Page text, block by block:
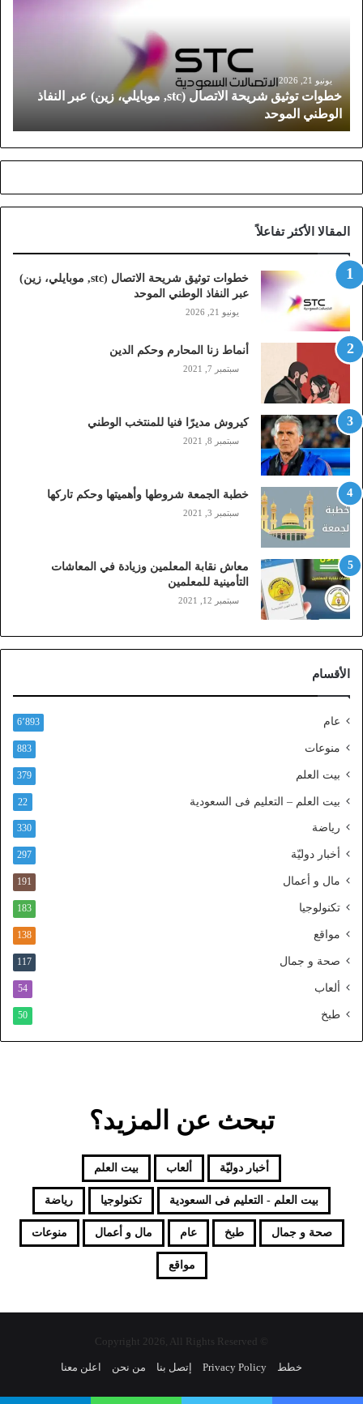
و
ش
ر
ل
ا
ت
ص
ل
(
s
,
م
و
ب
ا
ي
ل
ي
ز
ي
ن
)
ا
ل
ف
ا
ا
ل
ط
ا
م
و
د
يونيو 21, 2026
خطوات توثيق شريحة الاتصال (stc, موبايلي، زين) عبر النفاذ
الوطني الموحد
المقالا الأكثر تفاعلاً
خطوات توثيق شريحة الاتصال (stc, موبايلي، زين)
عبر النفاذ الوطني الموحد
يونيو 21, 2026
أنماط زنا المحارم وحكم الدين
سبتمبر 7, 2021
كيروش مديرًا فنيا للمنتخب الوطني
سبتمبر 8, 2021
خطبة الجمعة شروطها وأهميتها وحكم تاركها
سبتمبر 3, 2021
معاش نقابة المعلمين وزيادة في المعاشات
التأمينية للمعلمين
سبتمبر 12, 2021
الأقسام
عام 6٬893
منوعات 883
بيت العلم 379
بيت العلم – التعليم فى السعودية 22
رياضة 330
أخبار دوليّة 297
مال و أعمال 191
تكنولوجيا 183
مواقع 138
صحة و جمال 117
ألعاب 54
طبخ 50
تبحث عن المزيد؟
أخبار دوليّة ألعاب بيت العلم
بيت العلم - التعليم فى السعودية تكنولوجيا رياضة
صحة و جمال طبخ عام مال و أعمال منوعات
مواقع
خطط Privacy Policy إتصل بنا من نحن اعلن معنا